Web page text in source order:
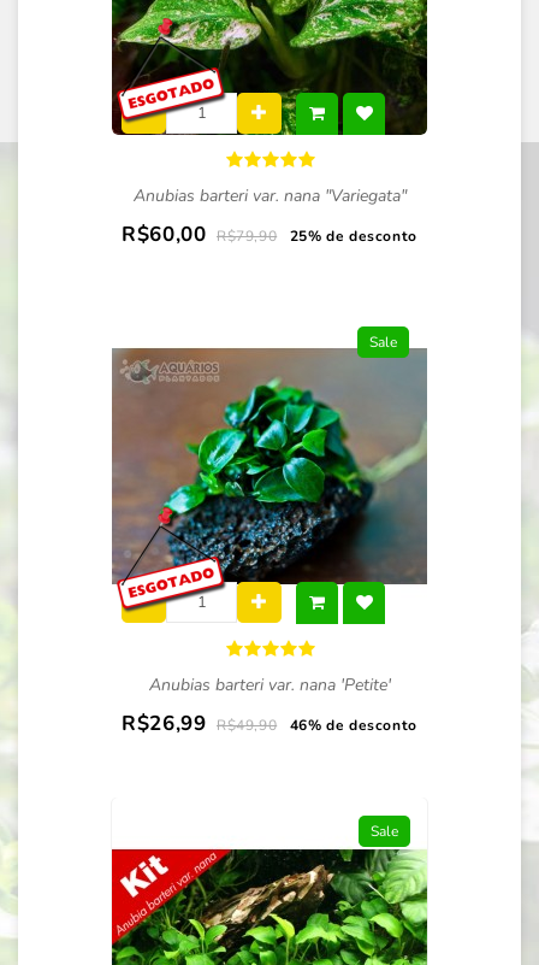
Anubias barteri var. nana "Variegata"
R$60,00 R$79,90 25% de desconto
Sale
Anubias barteri var. nana 'Petite'
R$26,99 R$49,90 46% de desconto
Sale